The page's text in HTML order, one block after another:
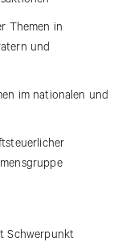
Themen in
und
im nationalen und
Schwerpunkt